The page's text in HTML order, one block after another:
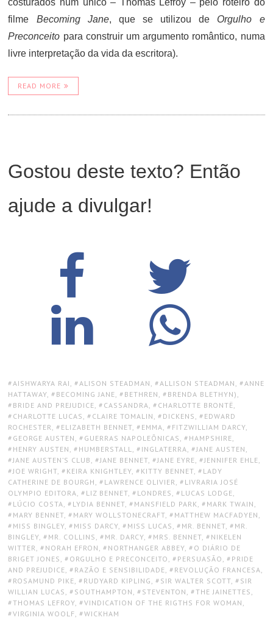
filme Becoming Jane, que se utilizou de Orgulho e
Preconceito para construir um argumento romântico, numa
livre interpretação da vida da escritora).
READ MORE
Gostou deste texto? Então
ajude a divulgar!
TAGS:
AISHWARYA RAI , ALISON STEADMAN , ALLISON STEADMAN , ANNE
HATTAWAY , BECOMING JANE , BETHREN , BRENDA BLETHYN)
BRIDE AND PREJUDICE , CASSANDRA , CHARLOTTE BRONTË
CHARLOTTE LUCAS , CLAIRE TOMALIN , DICKENS , EDWARD
ROCHESTER , ELIZABETH BENNET , EMMA , FITZWILLIAM DARCY
GEORGE AUSTEN , GUERRAS NAPOLEÔNICAS , HAMPSHIRE
HENRY AUSTEN , HUMBERSTALL , INGLATERRA , JANE AUSTEN
JANE AUSTEN’S CLUB , JANE BENNET , JANE EYRE , JENNIFER EHLE
JOE WRIGHT , KEIRA KNIGHTLEY , KITTY BENNET , LADY
CATHERINE DE BOURGH , LAWRENCE OLIVIER , LIVRARIA JOSÉ
OLYMPIO EDITORA , LIZ BENNET , LONDRES , LUCAS LODGE
LÚCIO COSTA , LYDIA BENNET , MANSFIELD PARK , MARK TWAIN
MARY BENNET , MARY WOLLSTONECRAFT , MATTHEW MACFADYEN
MISS BINGLEY , MISS DARCY , MISS LUCAS , MR. BENNET , MR.
BINGLEY , MR. COLLINS , MR. DARCY , MRS. BENNET , NIKELEN
WITTER , NORAH EFRON , NORTHANGER ABBEY , O DIÁRIO DE
BRIGET JONES , ORGULHO E PRECONCEITO , PERSUASÃO , PRIDE
AND PREJUDICE , RAZÃO E SENSIBILIDADE , REVOLUÇÃO FRANCESA
ROSAMUND PIKE , RUDYARD KIPLING , SIR WALTER SCOTT , SIR
WILLIAN LUCAS , SOUTHAMPTON , STEVENTON , THE JAINETTES
THOMAS LEFROY , VINDICATION OF THE RIGTHS FOR WOMAN
VIRGINIA WOOLF , WICKHAM